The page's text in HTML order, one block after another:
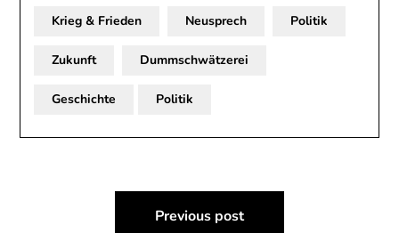
Krieg & Frieden Neusprech Politik
Zukunft Dummschwätzerei
Geschichte Politik
Beitragsnavigation
Previous post